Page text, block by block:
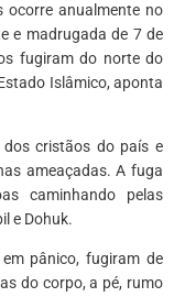
ocorre anualmente no
e madrugada de 7 de
fugiram do norte do
Islâmico, aponta
dos cristãos do país e
ameaçadas. A fuga
caminhando pelas
e Dohuk.
pânico, fugiram de
do corpo, a pé, rumo